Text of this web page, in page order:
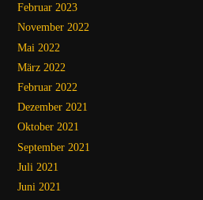
Februar 2023
November 2022
Mai 2022
März 2022
Februar 2022
Dezember 2021
Oktober 2021
September 2021
Juli 2021
Juni 2021